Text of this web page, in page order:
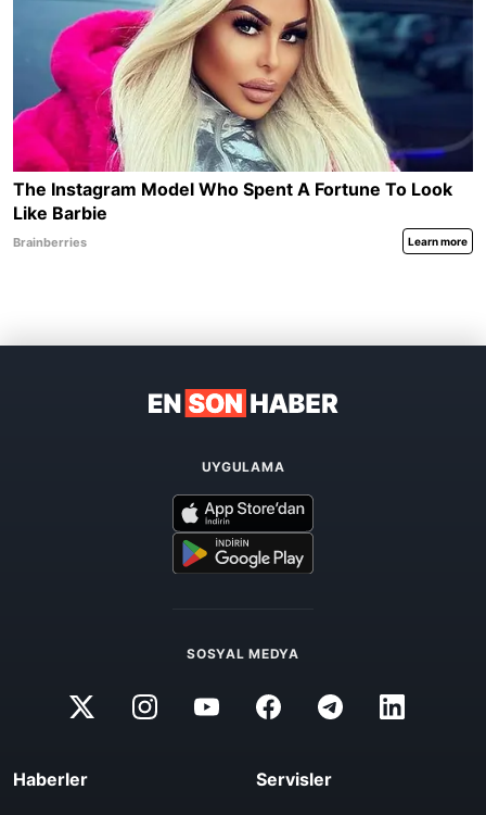
UYGULAMA
SOSYAL MEDYA
Haberler Servisler